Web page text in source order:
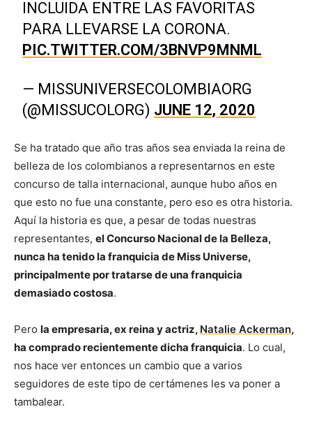
INCLUIDA ENTRE LAS FAVORITAS
PARA LLEVARSE LA CORONA.
PIC.TWITTER.COM/3BNVP9MNML
— MISSUNIVERSECOLOMBIAORG
(@MISSUCOLORG) JUNE 12, 2020
Se ha tratado que año tras años sea enviada la reina de
belleza de los colombianos a representarnos en este
concurso de talla internacional, aunque hubo años en
que esto no fue una constante, pero eso es otra historia.
Aquí la historia es que, a pesar de todas nuestras
representantes, el Concurso Nacional de la Belleza,
nunca ha tenido la franquicia de Miss Universe,
principalmente por tratarse de una franquicia
demasiado costosa.
Pero la empresaria, ex reina y actriz, Natalie Ackerman,
ha comprado recientemente dicha franquicia. Lo cual,
nos hace ver entonces un cambio que a varios
seguidores de este tipo de certámenes les va poner a
tambalear.